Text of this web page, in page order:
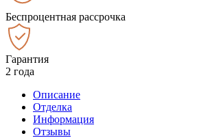
Беспроцентная рассрочка
Гарантия
2 года
Описание
Отделка
Информация
Отзывы